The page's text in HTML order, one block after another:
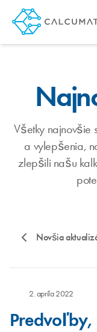
Všetky najnovšie
a vylepšenia,
zlepšili našu
Novšia
2. apríla 2022